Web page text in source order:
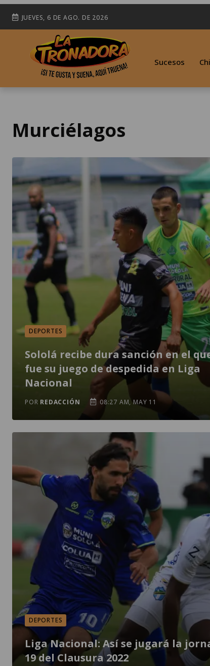
JUEVES, 6 DE AGO. DE 2026
Sucesos
Murciélagos
DEPORTES
Sololá recibe dura sanción en el
fue su juego de despedida en Liga
Nacional
POR REDACCIÓN 08:27 AM, MAY 11
DEPORTES
Liga Nacional: Así se jugará la
19 del Clausura 2022